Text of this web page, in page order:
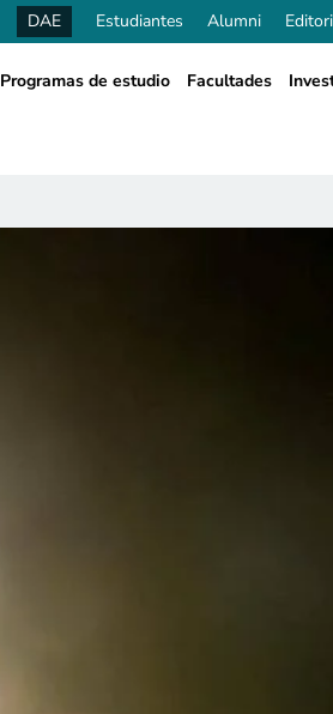
DAE Estudiantes Alumni
Programas de estudio Facultades